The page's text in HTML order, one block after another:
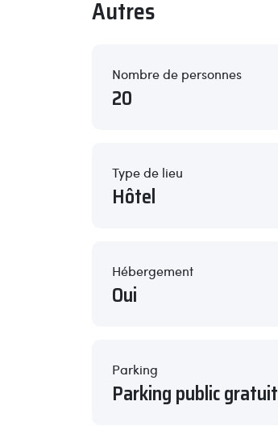
Autres
Nombre de personnes
20
Type de lieu
Hôtel
Hébergement
Oui
Parking
Parking public gratuit